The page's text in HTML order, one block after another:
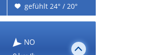
gefühlt 24° / 20°
NO